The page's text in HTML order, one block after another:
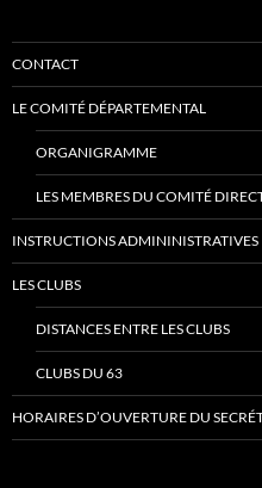
CONTACT
LE COMITÉ DÉPARTEMENTAL
ORGANIGRAMME
LES MEMBRES DU COMITÉ
INSTRUCTIONS ADMININISTRATIVES
LES CLUBS
DISTANCES ENTRE LES CLUBS
CLUBS DU 63
HORAIRES D’OUVERTURE DU